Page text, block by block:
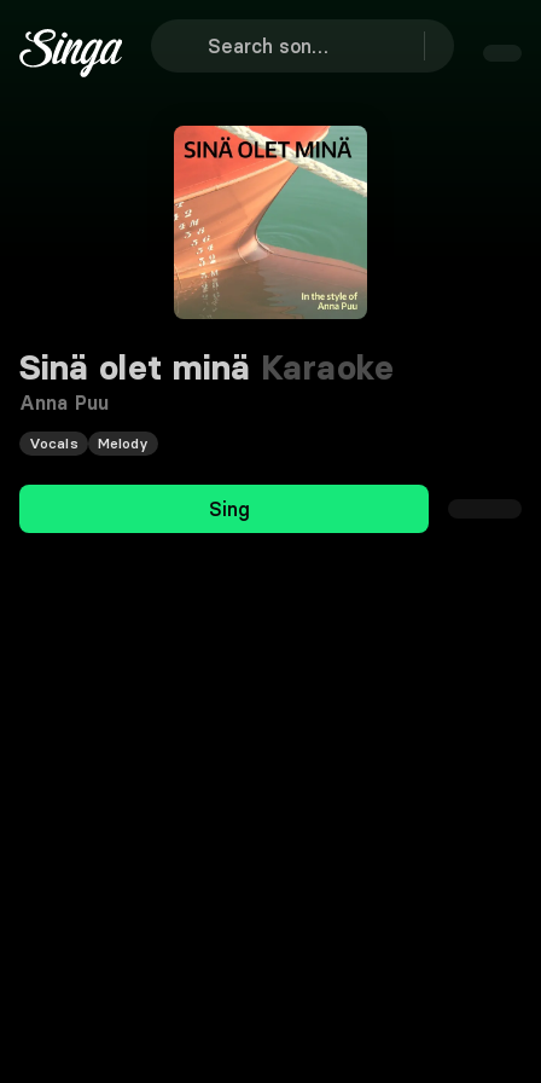
Sinä olet minä Karaoke
Anna Puu
Vocals Melody
Sing